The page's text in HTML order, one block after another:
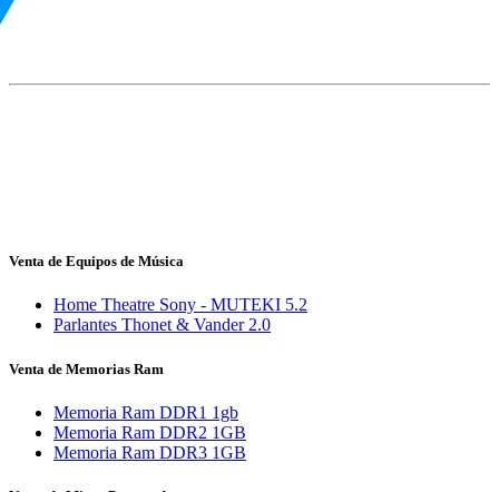
Venta de Equipos de Música
Home Theatre Sony - MUTEKI 5.2
Parlantes Thonet & Vander 2.0
Venta de Memorias Ram
Memoria Ram DDR1 1gb
Memoria Ram DDR2 1GB
Memoria Ram DDR3 1GB